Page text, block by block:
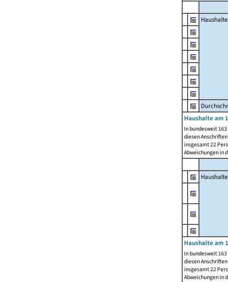
Haushalte
Haushalte am
In bundesweit
diesen
insgesamt 22
Abweichungen in
Haushalte
Haushalte am
In bundesweit
diesen
insgesamt 22
Abweichungen in